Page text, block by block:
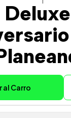
al Carro